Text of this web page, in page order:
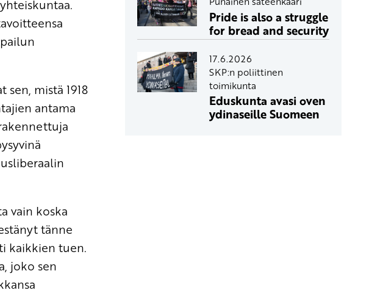
mistä 1918
antama
vain koska
tänne
kaikkien tuen.
joko sen
Pride is also a struggle
for bread and security
17.6.2026
SKP:n poliittinen
toimikunta
Eduskunta avasi oven
ydinaseille Suomeen